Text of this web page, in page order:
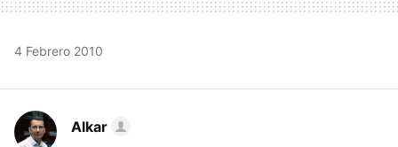
4 Febrero 2010
Alkar